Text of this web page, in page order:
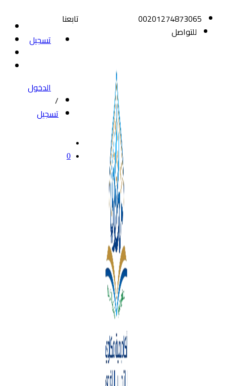
00201274873065
للتواصل
تابعنا
تسجيل
الدخول
/
تسجيل
0